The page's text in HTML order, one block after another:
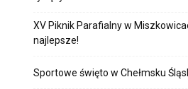
XV Piknik Parafialny w
najlepsze!
Sportowe święto w Chełmsku